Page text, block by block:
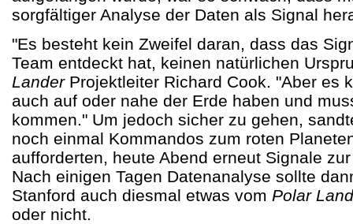
sorgfältiger Analyse der Daten als Signal
"Es besteht kein Zweifel daran, dass das
Team entdeckt hat, keinen natürlichen
LanderProjektleiter Richard Cook. "Aber es
auch auf oder nahe der Erde haben und
kommen." Um jedoch sicher zu gehen,
noch einmal Kommandos zum roten
aufforderten, heute Abend erneut Signale
Nach einigen Tagen Datenanalyse sollte
Stanford auch diesmal etwas vom Polar
oder nicht.